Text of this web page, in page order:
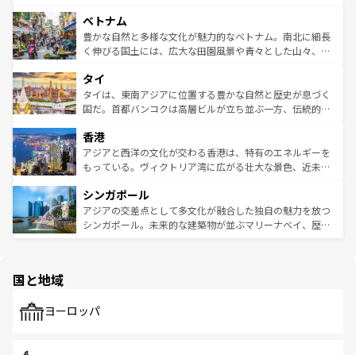
参照してほしい。
容にもいいと評判のスイーツなど、バラエティ豊かな料理
が味わえる。 なお、新着の台湾情報は コンテンツ一覧を参
照してほしい。
き、地方に足を延ばせば四季折々の自然美を楽しむことが
できる。そして、キムチや焼肉、絶品のストリートフード
まで、さまざまな韓国料理が待っている。夜には、韓国な
リティに包まれながら、韓国の多彩な魅力を心ゆくまで味
わってみてほしい。 なお、新着の韓国情報はコンテンツ一
覧を参照してほしい。
ベトナム
豊かな自然と多様な文化が魅力的なベトナム。南北に細長
く伸びる国土には、広大な田園風景や青々とした山々、世
急速な発展と共に伝統が息づく。ハノイの古い町並みやホ
ーチミン市のフランス統治時代の建物も、独特の雰囲気を
醸し出している。また、バラエティの豊かさとおいしさで
とつ。フォーやバインミー、ベトナムコーヒーなどは、ぜ
ひ現地で味わいたい。どの地域を訪れてもあたたかい人々
が旅行者を迎えてくれるので、きっと忘れられない旅にな
参照してほしい。
タイ
タイは、東南アジアに位置する豊かな自然と歴史が息づく
国だ。首都バンコクは高層ビルが立ち並ぶ一方、伝統的な
の活気が交差している。北部ではチェンマイなどの山岳地
帯で自然と触れ合い、南部ではプーケットやクラビの美し
いビーチでリゾート気分を楽しむことができる。タイ料理
激する。気候は一年中温暖で、どの季節にも異なる楽しみ
が待っている。親しみやすいタイの人々、仏教を中心とし
た文化、そして多様な観光資源が、訪れる旅人を魅了し続
香港
アジアと西洋の文化が交わる香港は、特有のエネルギーを
もっている。ヴィクトリア湾に広がる壮大な景色、近未来
み、どこを訪れても感動するはず。観光スポットが密集し
ており、効率よく見どころを回れるのも魅力。息をのむよ
うな絶景から文化的な体験まで、香港を存分に楽しみ尽く
シンガポール
アジアの交差点として多文化が融合した独自の魅力を放つ
シンガポール。未来的な建築物が並ぶマリーナベイ、歴史
で、ホーカーズは地元の風情を楽しめる外せないスポット
国と地域
ヨーロッパ